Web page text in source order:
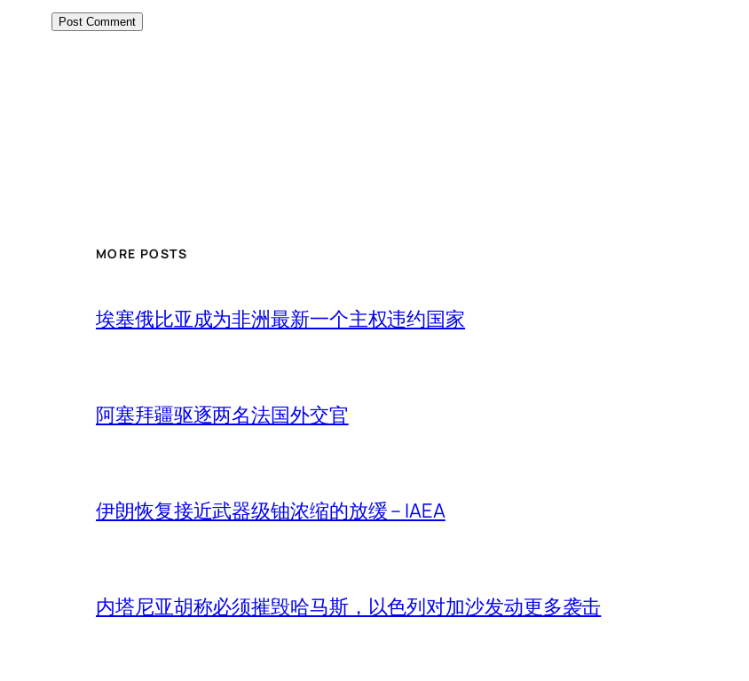
MORE POSTS
埃塞俄比亚成为非洲最新一个主权违约国家
阿塞拜疆驱逐两名法国外交官
伊朗恢复接近武器级铀浓缩的放缓 – IAEA
内塔尼亚胡称必须摧毁哈马斯，以色列对加沙发动更多袭击